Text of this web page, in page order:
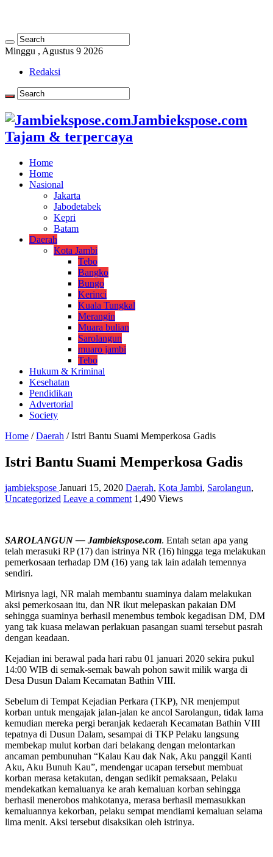
Minggu , Agustus 9 2026
Redaksi
Jambiekspose.com
Tajam & terpercaya
Home
Home
Nasional
Jakarta
Jabodetabek
Kepri
Batam
Daerah
Kota Jambi
Tebo
Bangko
Bungo
Kerinci
Kuala Tungkal
Merangin
Muara bulian
Sarolangun
muaro jambi
Tebo
Hukum & Kriminal
Kesehatan
Pendidikan
Advertorial
Society
Home / Daerah / Istri Bantu Suami Memperkosa Gadis
Istri Bantu Suami Memperkosa Gadis
jambiekspose Januari 15, 2020 Daerah, Kota Jambi, Sarolangun,
Uncategorized Leave a comment 1,490 Views
SAROLANGUN — Jambiekspose.com. Entah setan apa yang
telah merasuki RP (17) dan istrinya NR (16) hingga tega melakukan
pemerkosaan terhadap DM (16) yang tak lain adalah temennya
sendiri.
Mirisnya lagi, NR malah membantu suaminya dalam melakukan
aksi pemerkosaan itu, dan NR ikut melepaskan pakaian DM
sehingga suaminya berhasil menembus tembok kegadisan DM, DM
yang tak kuasa melawan perlakuan pasangan suami tersebut pasrah
dengan keadaan.
Kejadian ini berawal pada hari rabu 01 januari 2020 sekira pukul
14:00 WIB di semak-semak bawah pohon sawit milik warga di
Desa Dusun Dalam Kecamatan Bathin VIII.
Sebelum di Tempat Kejadian Perkara (TKP), NR menjemput
korban untuk mengajak jalan-jalan ke ancol Sarolangun, tidak lama
kemudian mereka pergi beranjak kedaerah Kecamatan Bathin VIII
tepatnya di Dusun Dalam, sesampai di TKP Pelaku langsung
membekap mulut korban dari belakang dengan melontarkan
ancaman pembunuhan “Kalau Kau dak Nak, Aku panggil Kanti
Aku, Aku Bunuh Kau”, mendengar ucapan tersebut membuat
korban merasa ketakutan, dengan sedikit pemaksaan, Pelaku
mendekatkan kemaluanya ke arah kemaluan korban sehingga
berhasil menerobos mahkotanya, merasa berhasil memasukkan
kemaluannya kekorban, pelaku sempat mendiami kemaluan selama
lima menit. Aksi tersebut disaksikan oleh istrinya.